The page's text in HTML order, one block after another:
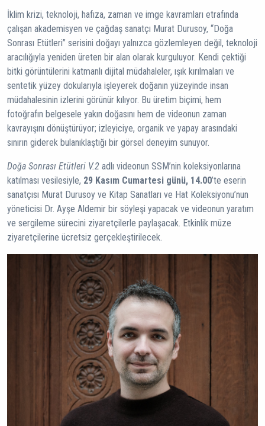
İklim krizi, teknoloji, hafıza, zaman ve imge kavramları etrafında
çalışan akademisyen ve çağdaş sanatçı Murat Durusoy, “Doğa
Sonrası Etütleri” serisini doğayı yalnızca gözlemleyen değil, teknoloji
aracılığıyla yeniden üreten bir alan olarak kurguluyor. Kendi çektiği
bitki görüntülerini katmanlı dijital müdahaleler, ışık kırılmaları ve
sentetik yüzey dokularıyla işleyerek doğanın yüzeyinde insan
müdahalesinin izlerini görünür kılıyor. Bu üretim biçimi, hem
fotoğrafın belgesele yakın doğasını hem de videonun zaman
kavrayışını dönüştürüyor; izleyiciye, organik ve yapay arasındaki
sınırın giderek bulanıklaştığı bir görsel deneyim sunuyor.
Doğa Sonrası Etütleri V.2 adlı videonun SSM’nin koleksiyonlarına
katılması vesilesiyle, 29 Kasım Cumartesi günü, 14.00’te eserin
sanatçısı Murat Durusoy ve Kitap Sanatları ve Hat Koleksiyonu’nun
yöneticisi Dr. Ayşe Aldemir bir söyleşi yapacak ve videonun yaratım
ve sergileme sürecini ziyaretçilerle paylaşacak. Etkinlik müze
ziyaretçilerine ücretsiz gerçekleştirilecek.